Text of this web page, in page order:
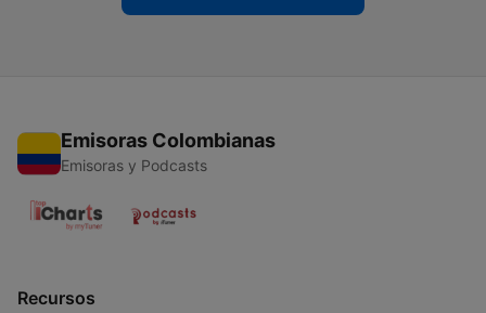
Emisoras Colombianas
Emisoras y Podcasts
Recursos